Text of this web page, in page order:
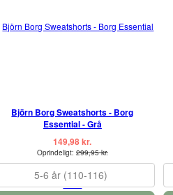
Björn Borg Sweatshorts - Borg
Essential - Grå
149,98 kr.
Oprindeligt: 299,95 kr.
5-6 år (110-116)